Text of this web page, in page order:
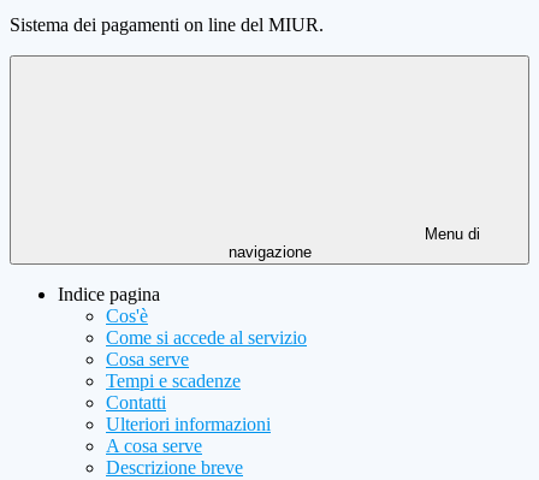
Sistema dei pagamenti on line del MIUR.
Menu di
navigazione
Indice pagina
Cos'è
Come si accede al servizio
Cosa serve
Tempi e scadenze
Contatti
Ulteriori informazioni
A cosa serve
Descrizione breve